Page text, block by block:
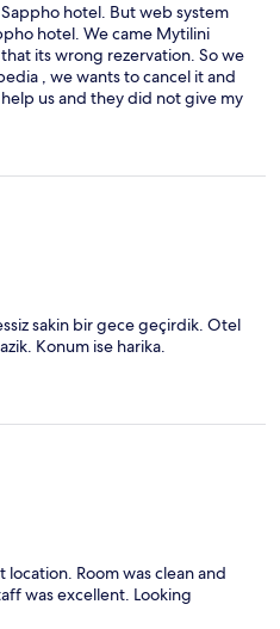
hotel. But web system
hotel. We came Mytilini
its wrong rezervation. So we
, we wants to cancel it and
us and they did not give my
trustable.
sakin bir gece geçirdik. Otel
Konum ise harika.
Room was clean and
was excellent. Looking